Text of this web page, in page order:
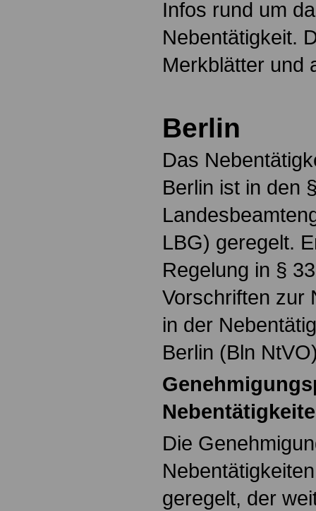
Infos rund um
Nebentätigkeit.
Merkblätter und
Berlin
Das
Berlin ist in den
LBG) geregelt.
Regelung in §
Vorschriften zur
in der
Berlin (Bln
Die
geregelt, der